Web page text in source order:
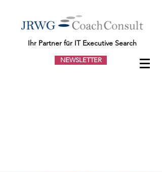
Ihr Partner für IT Executive Search
NEWSLETTER